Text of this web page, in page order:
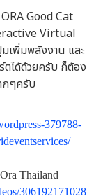
Good Cat
Virtual
เพิ่มพลังงาน และ
ได้ด้วยครับ ก็ต้อง
กๆครับ
379788-
Thailand
306192171028